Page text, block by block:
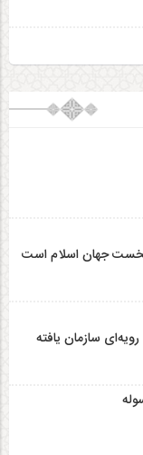
جهان اسلام است
سازمان‌ یافته